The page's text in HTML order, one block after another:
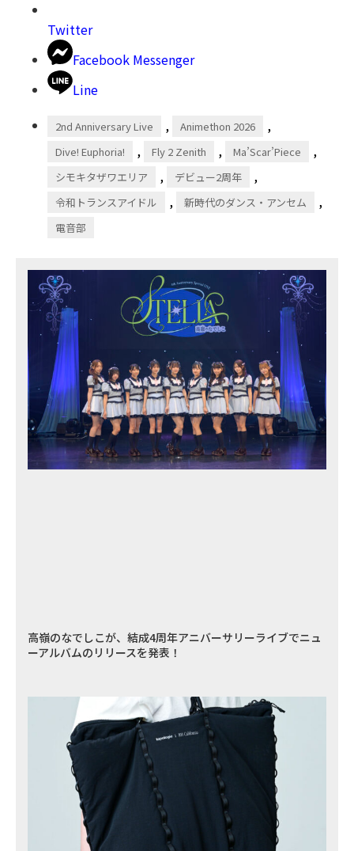
Twitter
Facebook Messenger
Line
2nd Anniversary Live , Animethon 2026 ,
Dive! Euphoria! , Fly 2 Zenith , Ma’Scar’Piece ,
シモキタザワエリア , デビュー2周年 ,
令和トランスアイドル , 新時代のダンス・アンセム ,
電音部
高嶺のなでしこが、結成4周年アニバーサリーライブでニュ
ーアルバムのリリースを発表！